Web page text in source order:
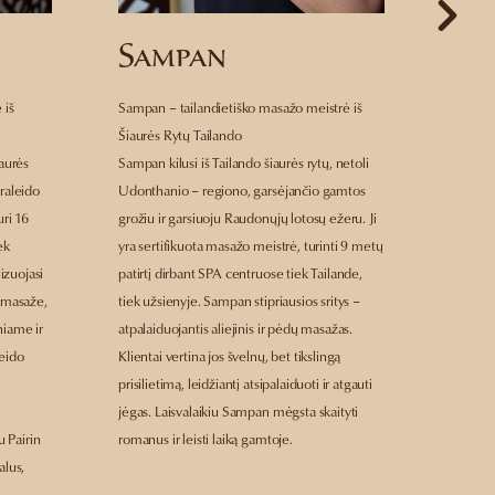
iš
16
ir
Pairin
Sampan
Sampan – tailandietiško masažo meistrė iš
Šiaurės Rytų Tailando
Sampan kilusi iš Tailando šiaurės rytų, netoli
Udonthanio – regiono, garsėjančio gamtos
grožiu ir garsiuoju Raudonųjų lotosų ežeru. Ji
yra sertifikuota masažo meistrė, turinti 9 metų
patirtį dirbant SPA centruose tiek Tailande,
tiek užsienyje. Sampan stipriausios sritys –
atpalaiduojantis aliejinis ir pėdų masažas.
Klientai vertina jos švelnų, bet tikslingą
prisilietimą, leidžiantį atsipalaiduoti ir atgauti
jėgas. Laisvalaikiu Sampan mėgsta skaityti
romanus ir leisti laiką gamtoje.